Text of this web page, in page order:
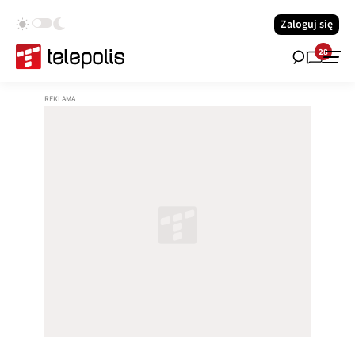
Zaloguj się
28